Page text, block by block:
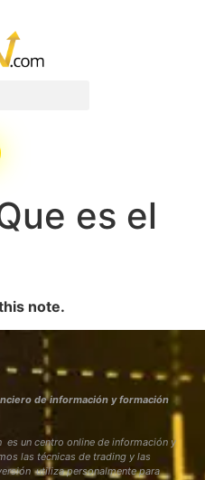
es el
note.
de información y formación
es un centro online de información y
las técnicas de trading y las
utiliza personalmente para